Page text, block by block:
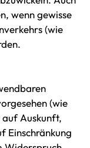
wenn gewisse
(wie
(wie
Auskunft,
Einschränkung